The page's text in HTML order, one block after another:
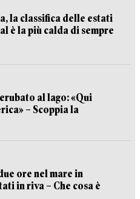
la classifica delle estati
è la più calda di sempre
al lago: «Qui
– Scoppia la
ore nel mare in
in riva – Che cosa è